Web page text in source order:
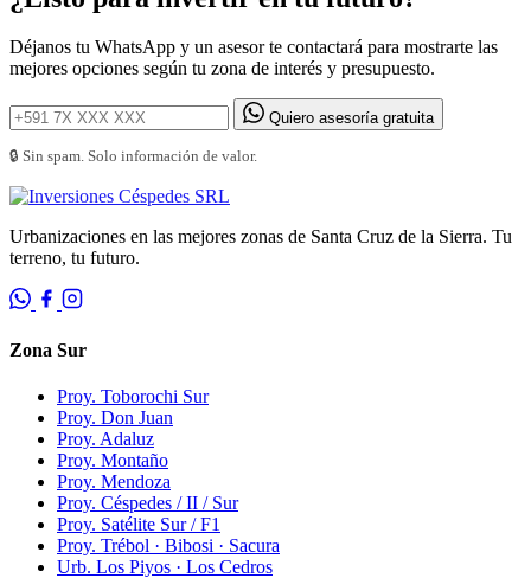
Déjanos tu WhatsApp y un asesor te contactará para mostrarte las
mejores opciones según tu zona de interés y presupuesto.
Quiero asesoría gratuita
🔒 Sin spam. Solo información de valor.
Urbanizaciones en las mejores zonas de Santa Cruz de la Sierra. Tu
terreno, tu futuro.
Zona Sur
Proy. Toborochi Sur
Proy. Don Juan
Proy. Adaluz
Proy. Montaño
Proy. Mendoza
Proy. Céspedes / II / Sur
Proy. Satélite Sur / F1
Proy. Trébol · Bibosi · Sacura
Urb. Los Piyos · Los Cedros